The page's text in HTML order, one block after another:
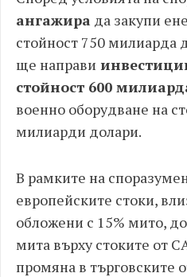
ангажира да закупи
стойност 750 милиарда
ще направи
стойност 600
военно оборудване на
милиарди долари.
В рамките на
европейските стоки,
обложени с 15% мито,
мита върху стоките от
промяна в